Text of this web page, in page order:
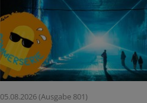
05.08.2026 (Ausgabe 801)